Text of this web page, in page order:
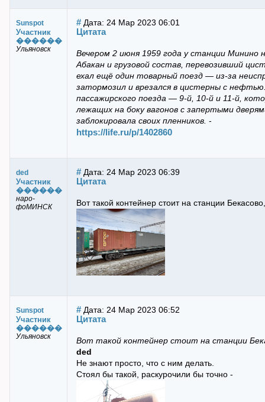
Sunspot
Участник
������
Ульяновск
# Дата: 24 Мар 2023 06:01
Цитата
Вечером 2 июня 1959 года у станции Минино
Абакан и грузовой состав, перевозивший
ехал ещё один товарный поезд — из-за
затормозил и врезался в цистерны с
пассажирского поезда — 9-й, 10-й и 11-й,
лежащих на боку вагонов с запертыми
заблокировала своих пленников. -
https://life.ru/p/1402860
ded
Участник
������
наро-
фоМИНСК
# Дата: 24 Мар 2023 06:39
Цитата
Вот такой контейнер стоит на станции
Sunspot
Участник
������
Ульяновск
# Дата: 24 Мар 2023 06:52
Цитата
Вот такой контейнер стоит на станции
ded
Не знают просто, что с ним делать.
Стоял бы такой, раскурочили бы точно -